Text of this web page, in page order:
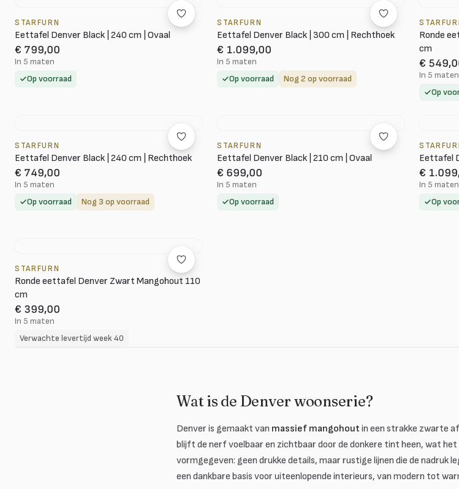
STARFURN
Eettafel Denver Black | 240 cm | Ovaal
€ 799,00
In 5 maten
Op voorraad
STARFURN
Eettafel Denver Black | 300 cm | Rechthoek
€ 1.099,00
In 5 maten
Op voorraad
Nog 2 op voorraad
Ronde
cm
€
In 5 maten
Op
STARFURN
Eettafel Denver Black | 240 cm | Rechthoek
€ 749,00
In 5 maten
Op voorraad
Nog 3 op voorraad
STARFURN
Eettafel Denver Black | 210 cm | Ovaal
€ 699,00
In 5 maten
Op voorraad
Eettafel
€
In 5 maten
Op
STARFURN
Ronde eettafel Denver Zwart Mangohout 110
cm
€ 399,00
In 5 maten
Verwachte levertijd week 40
Wat is de Denver woonserie?
Denver is gemaakt van massief mangohout in een strakke zwarte
blijft de nerf voelbaar en zichtbaar door de donkere tint heen, wat
vormgegeven: geen drukke details, maar rustige lijnen die de nadruk
een dankbare basis voor uiteenlopende interieurs, van modern tot